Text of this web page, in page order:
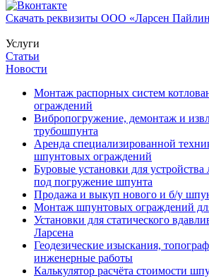
Скачать реквизиты ООО «Ларсен
Услуги
Статьи
Новости
Монтаж распорных систем
ограждений
Вибропогружение, демонтаж и
трубошпунта
Аренда специализированной
шпунтовых ограждений
Буровые установки для
под погружение шпунта
Продажа и выкуп нового и б/у
Монтаж шпунтовых ограждений
Установки для статического
Ларсена
Геодезические изыскания,
инженерные работы
Калькулятор расчёта стоимости